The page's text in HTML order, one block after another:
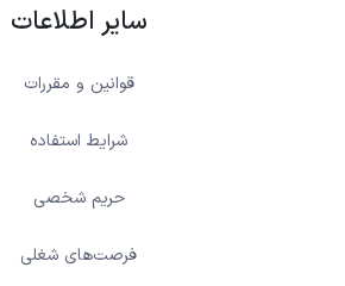
سایر اطلاعات
قوانین و مقررات
شرایط استفاده
حریم شخصی
فرصت‌های شغلی